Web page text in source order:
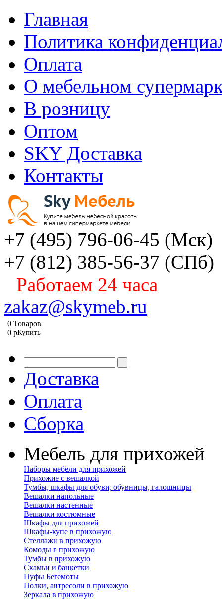
Главная
Политика
Оплата
О мебельном
В розницу
Оптом
SKY Доставка
Контакты
+7 (495) 796-06-45 (Мск)
+7 (812) 385-56-37 (СПб)
Работаем 24 часа
zakaz@skymeb.ru
0 Товаров
0 pКупить
Доставка
Оплата
Сборка
Мебель для прихожей
Наборы мебели для прихожей
Прихожие с вешалкой
Тумбы, шкафы для обуви, обувницы, галошницы
Вешалки напольные
Вешалки настенные
Вешалки костюмные
Шкафы для прихожей
Шкафы-купе в прихожую
Стеллажи в прихожую
Комоды в прихожую
Тумбы в прихожую
Скамьи и банкетки
Пуфы Бегемоты
Полки, антресоли в прихожую
Зеркала в прихожую